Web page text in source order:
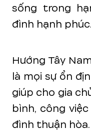
sống trong
đình hạnh phúc.
Hướng Tây
là mọi sự ổn
giúp cho gia
bình, công
đình thuận hòa.